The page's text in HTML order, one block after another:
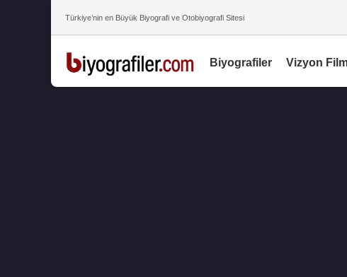
Türkiye’nin en Büyük Biyografi ve Otobiyografi Sitesi
Biyografiler Vizyon